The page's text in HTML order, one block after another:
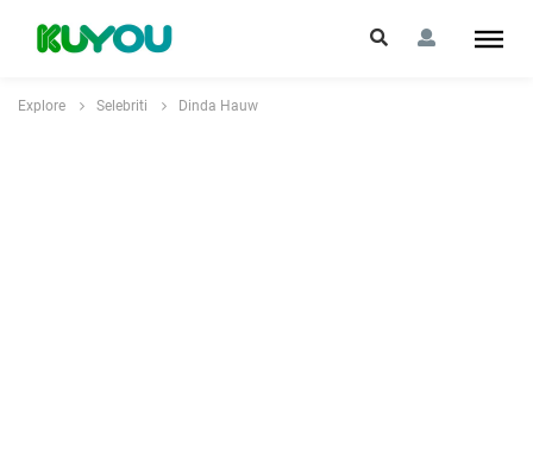
Explore Selebriti Dinda Hauw